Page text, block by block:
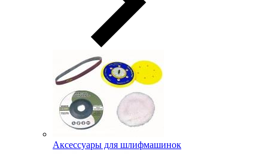
Аксессуары для шлифмашинок